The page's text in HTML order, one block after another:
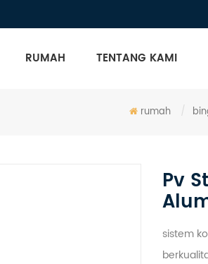
RUMAH TENTANG KAMI
rumah /
Pv
sistem